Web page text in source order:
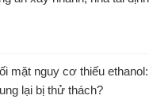
mặt nguy cơ thiếu
lại bị thử thách?